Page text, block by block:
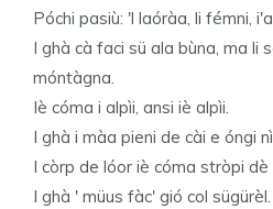
Póchi pasiù: 'l laóràa, li fémni,
I ghà cà faci sü ala bùna, ma li
móntàgna.
Iè cóma i alpìi, ansi iè alpìi.
I ghà i màa pieni de cài e óngi
I còrp de lóor iè cóma stròpi dè
I ghà ' müus fàc' gió col sügürèl.